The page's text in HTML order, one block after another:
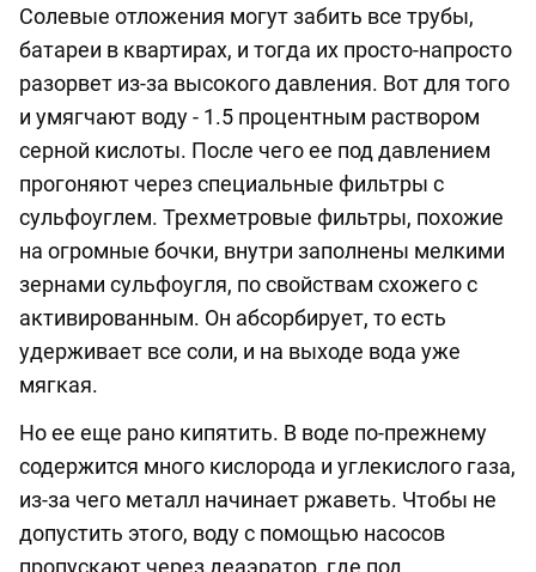
Солевые отложения могут забить все трубы,
батареи в квартирах, и тогда их просто-напросто
разорвет из-за высокого давления. Вот для того
и умягчают воду - 1.5 процентным раствором
серной кислоты. После чего ее под давлением
прогоняют через специальные фильтры с
сульфоуглем. Трехметровые фильтры, похожие
на огромные бочки, внутри заполнены мелкими
зернами сульфоугля, по свойствам схожего с
активированным. Он абсорбирует, то есть
удерживает все соли, и на выходе вода уже
мягкая.
Но ее еще рано кипятить. В воде по-прежнему
содержится много кислорода и углекислого газа,
из-за чего металл начинает ржаветь. Чтобы не
допустить этого, воду с помощью насосов
пропускают через деаэратор, где под